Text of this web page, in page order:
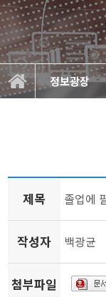
정보광장
제목 졸업에
작성자 백광균
첨부파일